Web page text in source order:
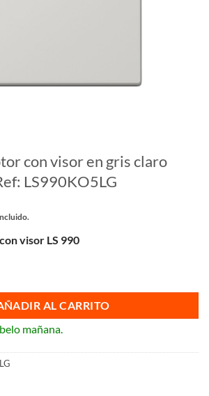
con visor en gris claro
LS990KO5LG
visor LS 990
AL CARRITO
mañana.